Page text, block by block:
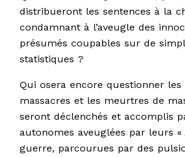
distribueront les sentences à la
condamnant à l’aveugle des
présumés coupables sur de
statistiques ?
Qui osera encore questionner les
massacres et les meurtres de
seront déclenchés et accomplis
autonomes aveuglées par leurs «
guerre, parcourues par des